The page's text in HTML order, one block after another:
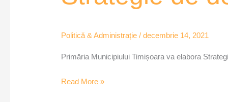
Politică & Administrație /decembrie 14, 2021
Primăria Municipiului Timișoara va elabora
la
Timișoara
Read More »